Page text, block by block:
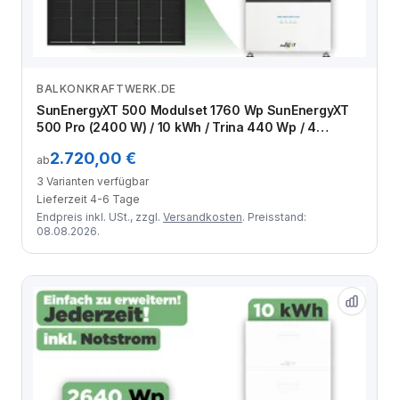
Zum Angebot
BALKONKRAFTWERK.DE
SunEnergyXT 500 Modulset 1760 Wp SunEnergyXT
500 Pro (2400 W) / 10 kWh / Trina 440 Wp / 4
ab2.720,00 €
3 Varianten verfügbar
Lieferzeit 4-6 Tage
Endpreis inkl. USt., zzgl. Versandkosten. Preisstand:
08.08.2026.